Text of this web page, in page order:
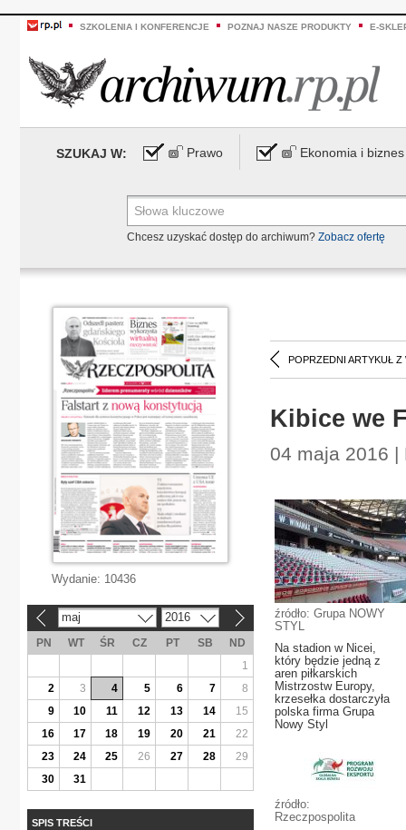
SZKOLENIA I KONFERENCJE POZNAJ NASZE PRODUKTY E-
SZUKAJ W: Prawo Ekonomia i biznes
Chcesz uzyskać dostęp do archiwum? Zobacz ofertę
POPRZEDNI ARTYKUŁ Z
Kibice we
04 maja 2016 |
źródło: Grupa NOWY
STYL
Na stadion w Nicei,
który będzie jedną z
aren piłkarskich
Mistrzostw Europy,
krzesełka dostarczyła
polska firma Grupa
Nowy Styl
źródło:
Rzeczpospolita
Wydanie: 10436
maj 2016
PN WT ŚR CZ PT SB
ND
1
2
3 4 5 6 7
8
9
10 11 12 13 14
15
16
17 18 19 20 21
22
23
24 25 26 27 28
29
30
31
SPIS TREŚCI